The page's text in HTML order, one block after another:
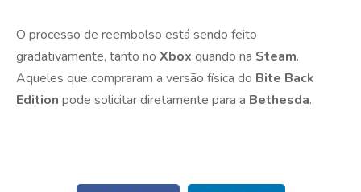
O processo de reembolso está sendo feito
gradativamente, tanto no Xbox quando na Steam.
Aqueles que compraram a versão física do Bite Back
Edition pode solicitar diretamente para a Bethesda.